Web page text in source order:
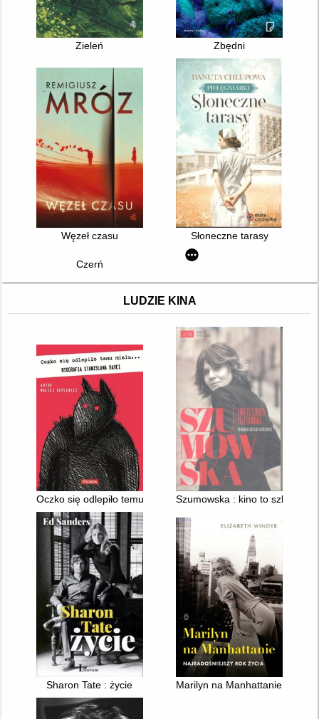
Zieleń Zbędni
Węzeł czasu Słoneczne tarasy
Czerń
LUDZIE KINA
Oczko się odlepiło temu misiu... : biografia Stanisława Barei
Szumowska : kino to szkoła
Sharon Tate : życie Marilyn na Manhattanie :